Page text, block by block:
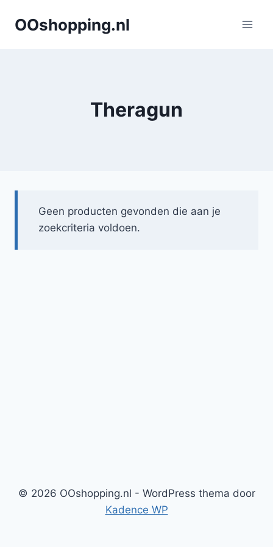
naarOOshopping.nl
Theragun
Geen producten gevonden die aan je
zoekcriteria voldoen.
© 2026 OOshopping.nl - WordPress thema door
Kadence WP